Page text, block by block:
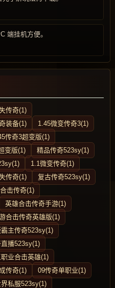
端挂机方便。
传奇(1)
装备(1)
1.45微变传奇3(1)
传奇3超变版(1)
变版(1)
精品传奇523sy(1)
1.1微变传奇(1)
传奇(1)
复古传奇523sy(1)
击传奇(1)
英雄合击传奇手游(1)
合击传奇英雄版(1)
主传奇523sy(1)
播523sy(1)
业合击英雄(1)
传奇(1)
09传奇单职业(1)
私服523sy(1)